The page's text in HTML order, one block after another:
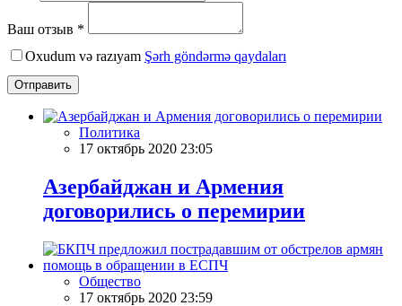
Ваш отзыв *
Oxudum və razıyam Şərh göndərmə qaydaları
Отправить
Политика
17 октябрь 2020 23:05
Азербайджан и Армения
договорились о перемирии
Общество
17 октябрь 2020 23:59